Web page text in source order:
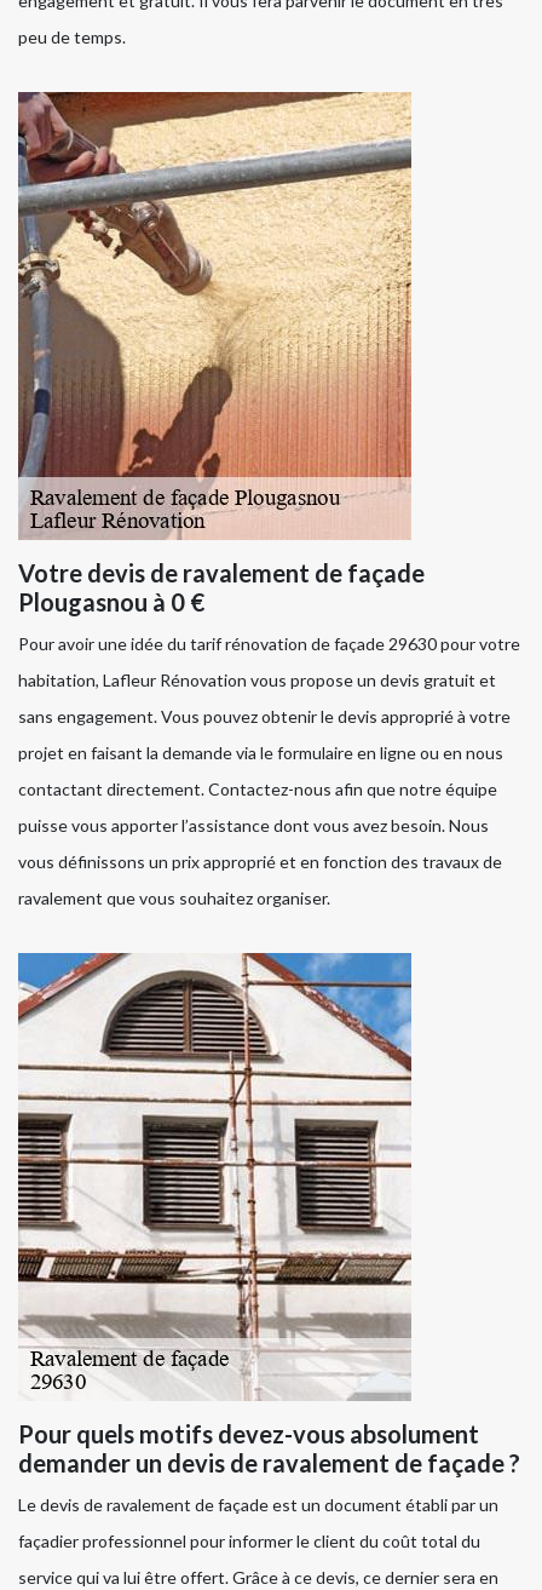
peu de temps.
Votre devis de ravalement de façade
Plougasnou à 0 €
Pour avoir une idée du tarif rénovation de façade 29630 pour votre
habitation, Lafleur Rénovation vous propose un devis gratuit et
sans engagement. Vous pouvez obtenir le devis approprié à votre
projet en faisant la demande via le formulaire en ligne ou en nous
contactant directement. Contactez-nous afin que notre équipe
puisse vous apporter l’assistance dont vous avez besoin. Nous
vous définissons un prix approprié et en fonction des travaux de
ravalement que vous souhaitez organiser.
Pour quels motifs devez-vous absolument
demander un devis de ravalement de façade ?
Le devis de ravalement de façade est un document établi par un
façadier professionnel pour informer le client du coût total du
service qui va lui être offert. Grâce à ce devis, ce dernier sera en